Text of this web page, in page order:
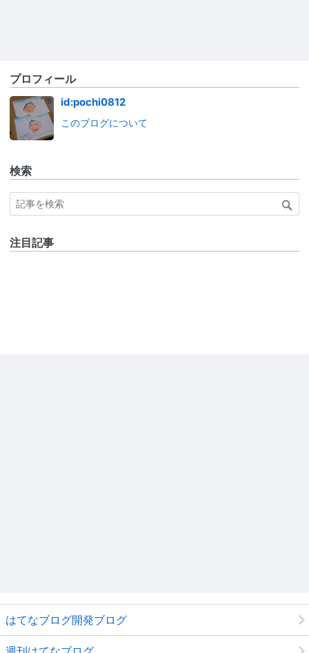
プロフィール
id:pochi0812
このブログについて
検索
注目記事
はてなブログ開発ブログ